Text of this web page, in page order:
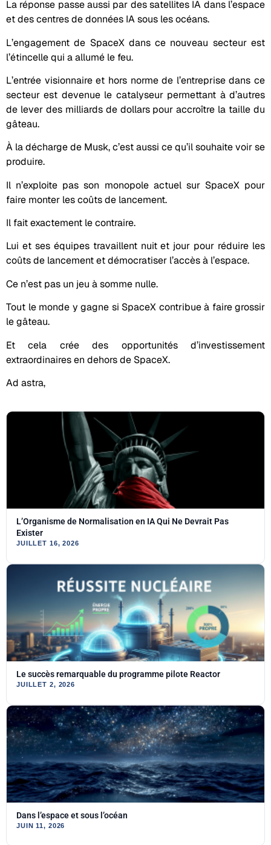
La réponse passe aussi par des satellites IA dans l’espace
et des centres de données IA sous les océans.
L’engagement de SpaceX dans ce nouveau secteur est
l’étincelle qui a allumé le feu.
L’entrée visionnaire et hors norme de l’entreprise dans ce
secteur est devenue le catalyseur permettant à d’autres
de lever des milliards de dollars pour accroître la taille du
gâteau.
À la décharge de Musk, c’est aussi ce qu’il souhaite voir se
produire.
Il n’exploite pas son monopole actuel sur SpaceX pour
faire monter les coûts de lancement.
Il fait exactement le contraire.
Lui et ses équipes travaillent nuit et jour pour réduire les
coûts de lancement et démocratiser l’accès à l’espace.
Ce n’est pas un jeu à somme nulle.
Tout le monde y gagne si SpaceX contribue à faire grossir
le gâteau.
Et cela crée des opportunités d’investissement
extraordinaires en dehors de SpaceX.
Ad astra,
L’Organisme de Normalisation en IA Qui Ne Devrait Pas
Exister
JUILLET 16, 2026
Le succès remarquable du programme pilote Reactor
JUILLET 2, 2026
Dans l’espace et sous l’océan
JUIN 11, 2026